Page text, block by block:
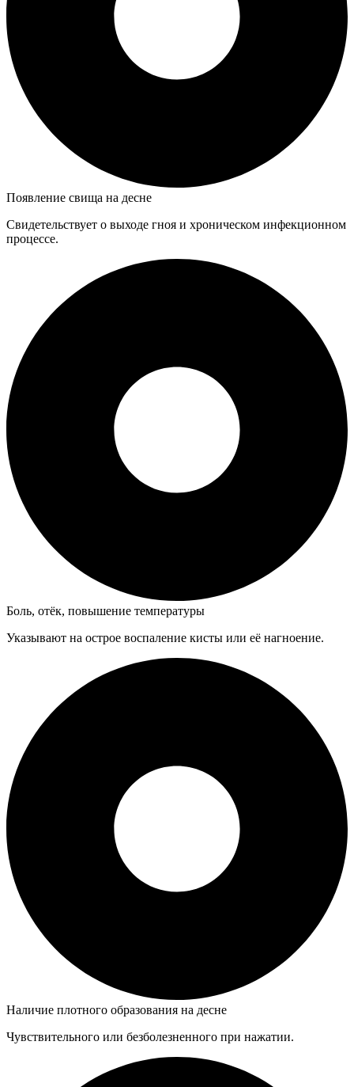
Появление свища на десне
Свидетельствует о выходе гноя и хроническом инфекционном
процессе.
Боль, отёк, повышение температуры
Указывают на острое воспаление кисты или её нагноение.
Наличие плотного образования на десне
Чувствительного или безболезненного при нажатии.